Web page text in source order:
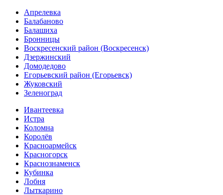
Апрелевка
Балабаново
Балашиха
Бронницы
Воскресенский район (Воскресенск)
Дзержинский
Домодедово
Егорьевский район (Егорьевск)
Жуковский
Зеленоград
Ивантеевка
Истра
Коломна
Королёв
Красноармейск
Красногорск
Краснознаменск
Кубинка
Лобня
Лыткарино